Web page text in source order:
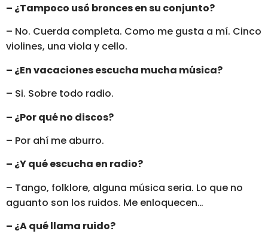
– ¿Tampoco usó bronces en su conjunto?
– No. Cuerda completa. Como me gusta a mí. Cinco
violines, una viola y cello.
– ¿En vacaciones escucha mucha música?
– Si. Sobre todo radio.
– ¿Por qué no discos?
– Por ahí me aburro.
– ¿Y qué escucha en radio?
– Tango, folklore, alguna música seria. Lo que no
aguanto son los ruidos. Me enloquecen…
– ¿A qué llama ruido?